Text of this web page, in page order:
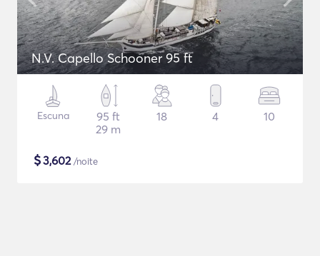
N.V. Capello Schooner 95 ft
Escuna
95 ft
29 m
18 4 10
$3,602/noite